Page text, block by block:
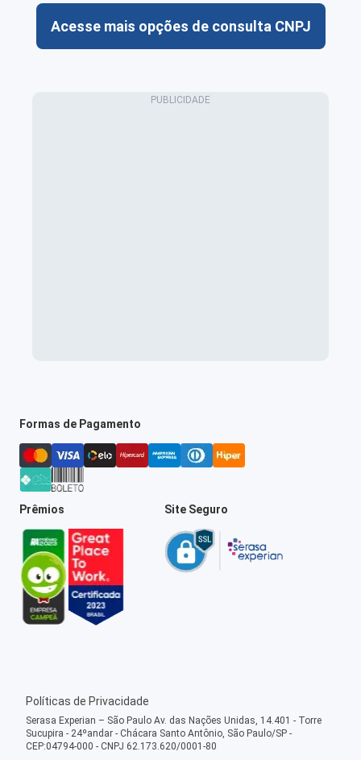
Acesse mais opções de consulta CNPJ
Formas de Pagamento
Prêmios Site Seguro
Políticas de Privacidade
Serasa Experian – São Paulo Av. das Nações Unidas, 14.401 - Torre
Sucupira - 24ºandar - Chácara Santo Antônio, São Paulo/SP -
CEP:04794-000 - CNPJ 62.173.620/0001-80